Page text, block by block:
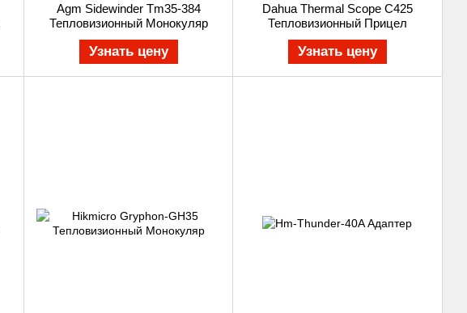
Agm Sidewinder Tm35-384
Тепловизионный Монокуляр
Узнать цену
Dahua Thermal Scope C425
Тепловизионный Прицел
Узнать цену